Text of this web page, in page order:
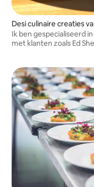
Desi culinaire creaties
Ik ben gespecialiseerd
met klanten zoals Ed